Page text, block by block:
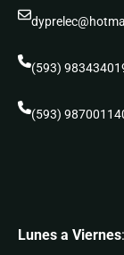
(593)
(593)
Lunes a Viernes